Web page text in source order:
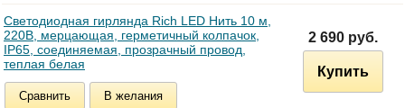
Светодиодная гирлянда Rich LED Нить 10 м,
220В, мерцающая, герметичный колпачок,
IP65, соединяемая, прозрачный провод,
теплая белая
Сравнить В желания
2 690 руб.
Купить